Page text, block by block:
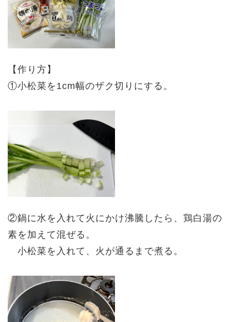
【作り方】
①小松菜を1cm幅のザク切りにする。
②鍋に水を入れて火にかけ沸騰したら、鶏白湯の
素を加えて混ぜる。
小松菜を入れて、火が通るまで煮る。